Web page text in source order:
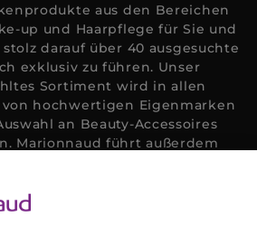
aus den Bereichen
up und Haarpflege für Sie und
darauf über 40 ausgesuchte
exklusiv zu führen. Unser
Sortiment wird in allen
hochwertigen Eigenmarken
an Beauty-Accessoires
Marionnaud führt außerdem
mit der perfekten Lösung
Sie auch unsere